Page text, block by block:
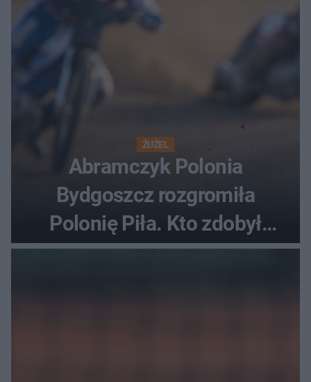
ŻUŻEL
Abramczyk Polonia
Bydgoszcz rozgromiła
Polonię Piła. Kto zdobył
najwięcej punktów?